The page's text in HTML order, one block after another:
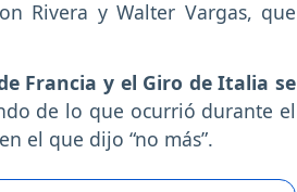
Rivera y Walter Vargas, que
Francia y el Giro de Italia se
de lo que ocurrió durante el
el que dijo “no más”.